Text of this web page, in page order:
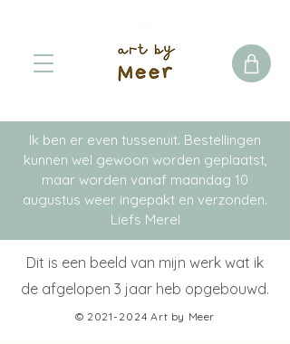
Ik ben er even tussenuit. Bestellingen
kunnen wel gewoon worden geplaatst,
maar worden vanaf maandag 10
augustus weer ingepakt en verzonden.
Liefs Merel
Dit is een beeld van mijn werk wat ik
de afgelopen 3 jaar heb opgebouwd.
© 2021-2024 Art by Meer